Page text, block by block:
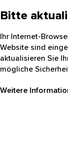
Bitte
Ihr Internet-
Website sind
aktualisieren Sie
mögliche
Weitere